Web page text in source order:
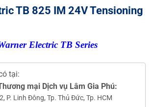
TB 825 IM 24V Tensioning
Electric TB Series
tại:
mại Dịch vụ Lâm Gia Phú:
P. Linh Đông, Tp. Thủ Đức, Tp. HCM